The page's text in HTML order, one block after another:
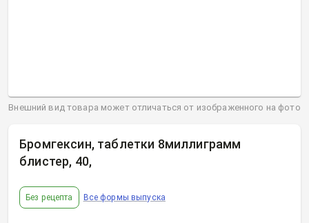
Бромгексин, таблетки 8миллиграмм
блистер, 40,
Без рецепта Все формы выпуска
Внешний вид товара может отличаться от изображенного на фото